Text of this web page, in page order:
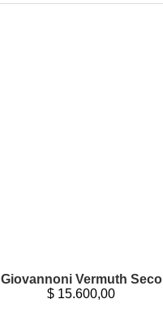
Giovannoni Vermuth Seco
$ 15.600,00